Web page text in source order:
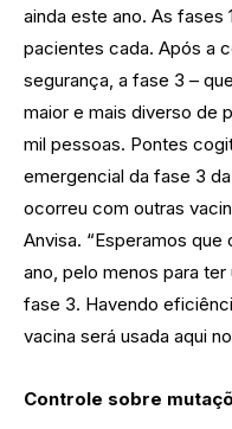
ainda este ano. As fases
pacientes cada. Após a
segurança, a fase 3 –
maior e mais diverso de
mil pessoas. Pontes
emergencial da fase 3
ocorreu com outras
Anvisa. “Esperamos
ano, pelo menos para
fase 3. Havendo
vacina será usada aqui
Controle sobre